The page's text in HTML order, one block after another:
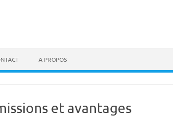
A PROPOS
et avantages